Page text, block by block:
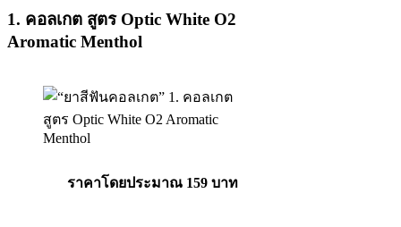
1. คอลเกต สูตร Optic White O2
Aromatic Menthol
ราคาโดยประมาณ 159 บาท